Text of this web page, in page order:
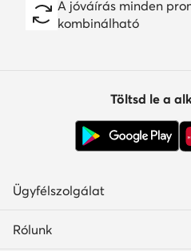
A jóváírás minden
kombinálható
Töltsd le a
Ügyfélszolgálat
Rólunk